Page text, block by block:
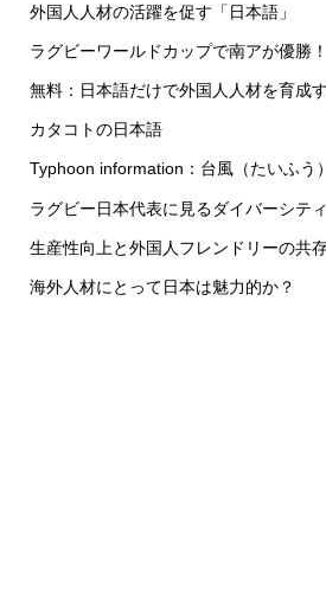
外国人人材の活躍を促す「日本語」
ラグビーワールドカップで南アが優勝！
無料：日本語だけで外国人人材を育成
カタコトの日本語
Typhoon information：台風（たいふう
ラグビー日本代表に見るダイバーシティ
生産性向上と外国人フレンドリーの共
海外人材にとって日本は魅力的か？